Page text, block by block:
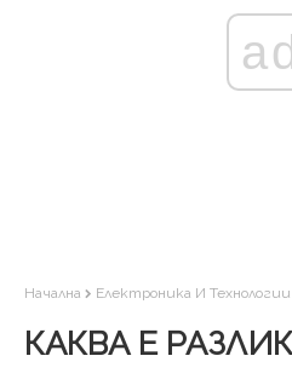
Начална Електроника И Технологии
КАКВА Е